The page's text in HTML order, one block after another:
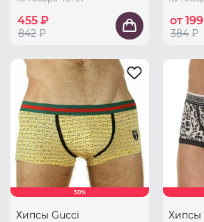
455 ₽
842 ₽
от
384 ₽
50%
Хипсы Gucci Хипсы